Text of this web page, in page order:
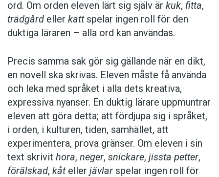
ord. Om orden eleven lärt sig själv är kuk, fitta,
trädgård eller kattspelar ingen roll för den
duktiga läraren – alla ord kan användas.
Precis samma sak gör sig gällande när en dikt,
en novell ska skrivas. Eleven måste få använda
och leka med språket i alla dets kreativa,
expressiva nyanser. En duktig lärare uppmuntrar
eleven att göra detta; att fördjupa sig i språket,
i orden, i kulturen, tiden, samhället, att
experimentera, prova gränser. Om eleven i sin
text skrivit hora, neger, snickare, jissta petter,
förälskad, kåteller jävlar spelar ingen roll för